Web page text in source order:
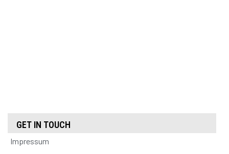
GET IN TOUCH
Impressum